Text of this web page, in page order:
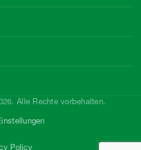
Alle Rechte vorbehalten.
Policy